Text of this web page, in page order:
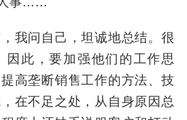
我问自己，坦诚地总结。很
因此，要加强他们的工作思
高垄断销售工作的方法、技
在不足之处，从自身原因总